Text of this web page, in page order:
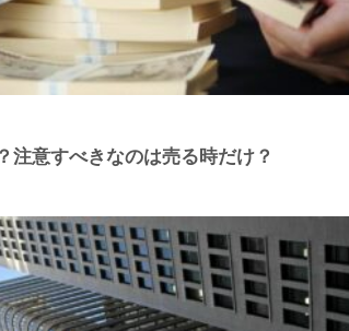
注意すべきなのは売る時だけ？